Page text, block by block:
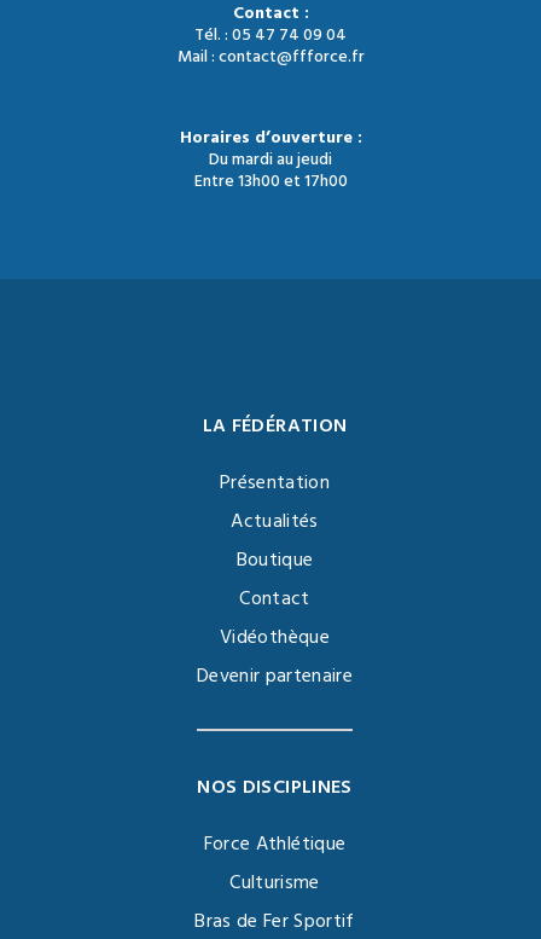
Contact :
Tél. : 05 47 74 09 04
Mail : contact@ffforce.fr
Horaires d’ouverture :
Du mardi au jeudi
Entre 13h00 et 17h00
LA FÉDÉRATION
Présentation
Actualités
Boutique
Contact
Vidéothèque
Devenir partenaire
NOS DISCIPLINES
Force Athlétique
Culturisme
Bras de Fer Sportif